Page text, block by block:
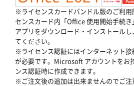
※ライセンスカードバンドル版のご利用
センスカード内「Office 使用開始手続
アプリをダウンロード・インストール
てください。
※ライセンス認証にはインターネット
が必要です。Microsoft アカウントをお
ンス認証時に作成できます。
※ご注文後の追加は出来ませんのでご注